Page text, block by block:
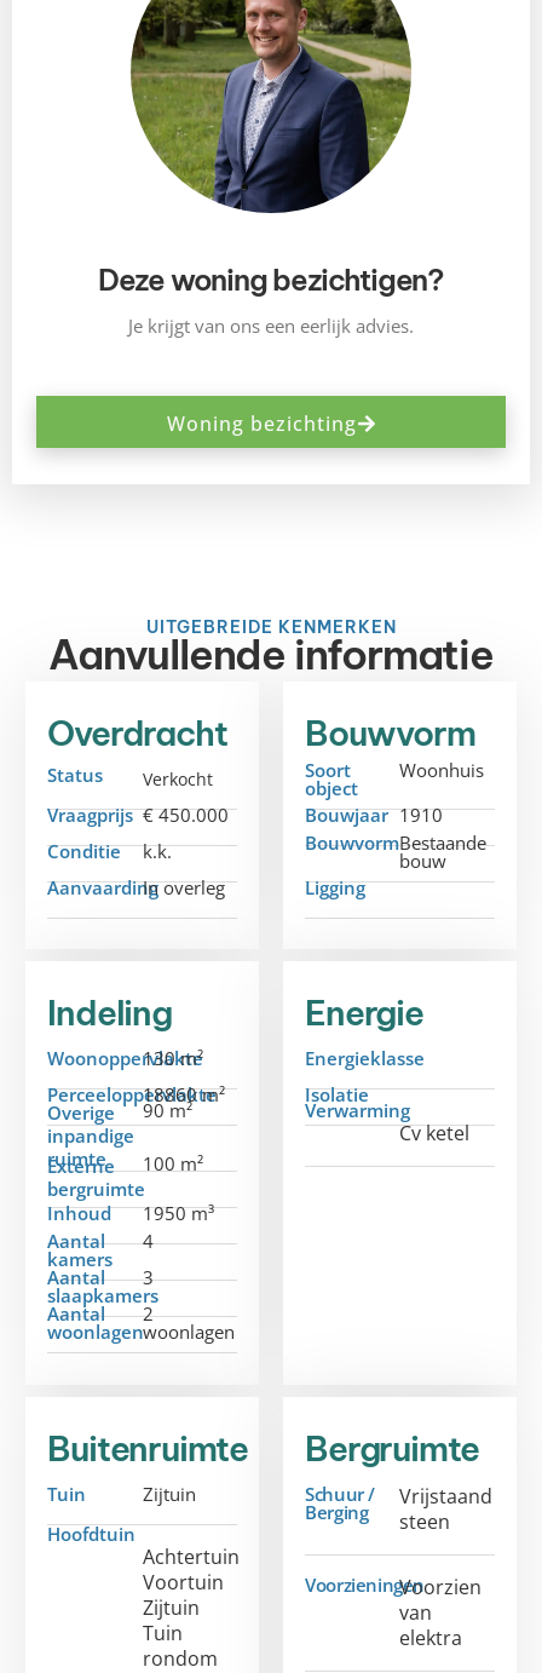
Deze woning bezichtigen?
Je krijgt van ons een eerlijk advies.
Woning bezichting
UITGEBREIDE KENMERKEN
Aanvullende informatie
Overdracht
Status Verkocht
Vraagprijs € 450.000
Conditie
k.k.
AanvaardingIn overleg
Bouwvorm
Soort
object
Woonhuis
Bouwjaar 1910
BouwvormBestaande
bouw
Ligging
Indeling
Woonoppervlakte
130 m²
Perceeloppervlakte
18860 m²
Overige
inpandige
ruimte
90 m²
Externe
bergruimte
100 m²
Inhoud
1950 m³
Aantal
kamers
4
Aantal
slaapkamers
3
Aantal
woonlagen
2
woonlagen
Energie
Energieklasse
Isolatie
Verwarming
Cv ketel
Buitenruimte
Tuin
Zijtuin
Hoofdtuin
Achtertuin
Voortuin
Zijtuin
Tuin
rondom
Bergruimte
Schuur /
Berging
Vrijstaand
steen
VoorzieningenVoorzien
van
elektra